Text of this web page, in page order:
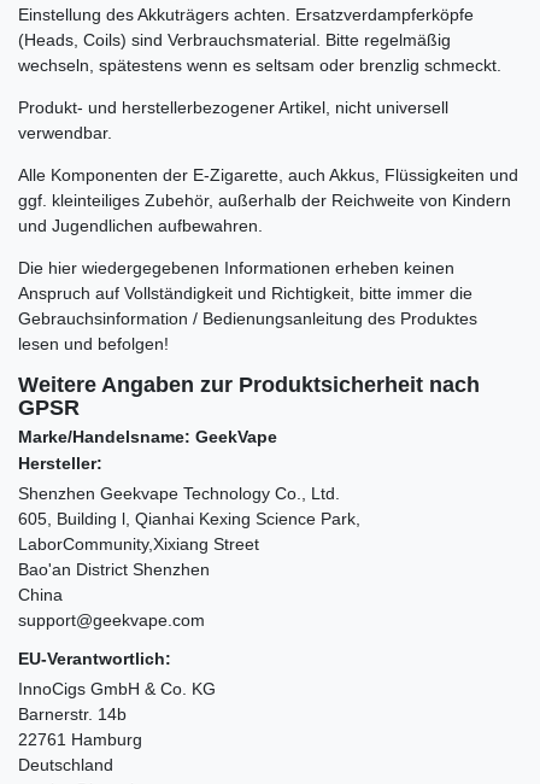
Einstellung des Akkuträgers achten. Ersatzverdampferköpfe
(Heads, Coils) sind Verbrauchsmaterial. Bitte regelmäßig
wechseln, spätestens wenn es seltsam oder brenzlig schmeckt.
Produkt- und herstellerbezogener Artikel, nicht universell
verwendbar.
Alle Komponenten der E-Zigarette, auch Akkus, Flüssigkeiten und
ggf. kleinteiliges Zubehör, außerhalb der Reichweite von Kindern
und Jugendlichen aufbewahren.
Die hier wiedergegebenen Informationen erheben keinen
Anspruch auf Vollständigkeit und Richtigkeit, bitte immer die
Gebrauchsinformation / Bedienungsanleitung des Produktes
lesen und befolgen!
Weitere Angaben zur Produktsicherheit nach
GPSR
Marke/Handelsname: GeekVape
Hersteller:
Shenzhen Geekvape Technology Co., Ltd.
605, Building l, Qianhai Kexing Science Park,
LaborCommunity,Xixiang Street
Bao'an District Shenzhen
China
support@geekvape.com
EU-Verantwortlich:
InnoCigs GmbH & Co. KG
Barnerstr. 14b
22761 Hamburg
Deutschland